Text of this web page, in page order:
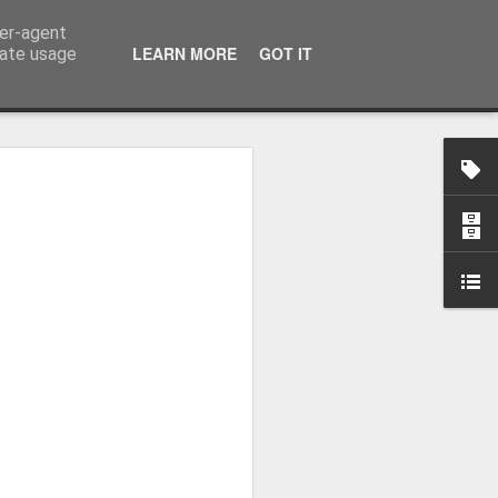
agent
usage
LEARN MORE GOT IT